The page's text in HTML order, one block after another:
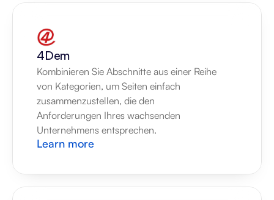
4Dem
Kombinieren Sie Abschnitte aus einer Reihe
von Kategorien, um Seiten einfach
zusammenzustellen, die den
Anforderungen Ihres wachsenden
Unternehmens entsprechen.
Learn more